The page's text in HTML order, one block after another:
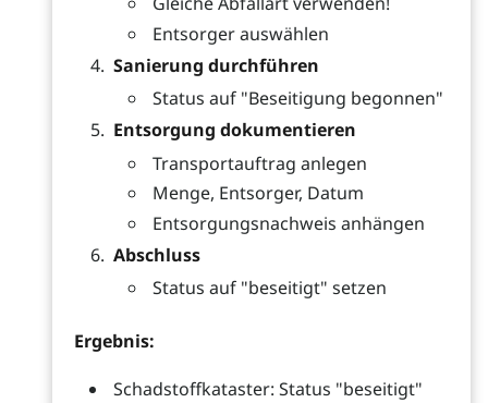
Entsorger auswählen
Sanierung durchführen
Status auf "Beseitigung begonnen"
Entsorgung dokumentieren
Transportauftrag anlegen
Menge, Entsorger, Datum
Entsorgungsnachweis anhängen
Abschluss
Status auf "beseitigt" setzen
Ergebnis:
Schadstoffkataster: Status "beseitigt"